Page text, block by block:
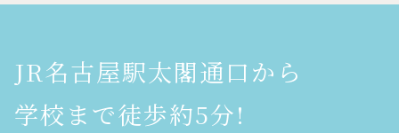
JR名古屋駅太閣通口から
学校まで徒歩約5分!